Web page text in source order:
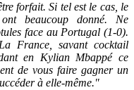
forfait. Si tel est le cas, le
beaucoup donné. Ne
face au Portugal (1-0).
France, savant cocktail
en Kylian Mbappé ce
de vous faire gagner un
à elle-même."